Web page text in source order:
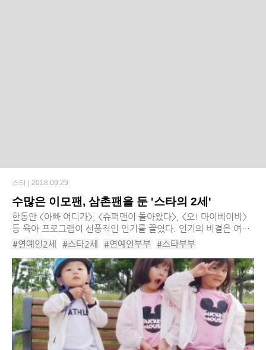
수많은 이모팬, 삼촌팬을 둔 '스타의 2세'
한동안 <아빠 어디가>, <슈퍼맨이 돌아왔다>, <오! 마이베이비>
등 육아 프로그램이 선풍적인 인기를 끌었다. 인기의 비결은 여느
부모들과 다를 것 없는 스타들의 평범한 일상, 그리고 그들의 귀여
#연예인2세 #스타2세 #연예인부부 #스타부부
#슈퍼맨이돌아왔다 #오마이베이비 #추성훈 #추사랑
#고지용 #고지용아들 #승재
스타 | 2018.09.29